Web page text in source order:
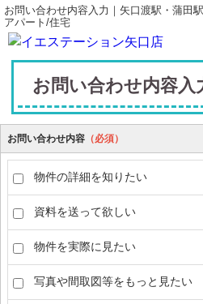
お問い合わせ内容入力｜矢口渡駅・蒲田
アパート/住宅
お問い合わせ内容入
お問い合わせ内容 （必須）
物件の詳細を知りたい
資料を送って欲しい
物件を実際に見たい
写真や間取図等をもっと見たい